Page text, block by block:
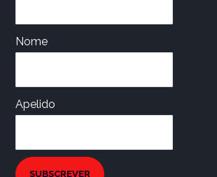
Nome
Apelido
SUBSCREVER